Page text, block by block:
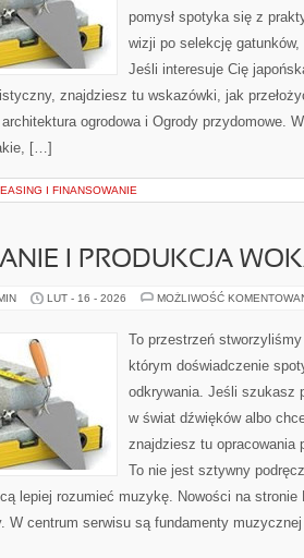
pomysł spotyka się z
wizji po selekcję
Jeśli interesuje Cię
znajdziesz tu wskazówki, jak
architektura ogrodowa i Ogrody przydomowe.
[…]
I FINANSOWANIE
I PRODUKCJA
LUT - 16 - 2026 MOŻLIWOŚĆ
To przestrzeń
którym doświadczenie
odkrywania. Jeśli szukasz
w świat dźwięków albo
znajdziesz tu opracowania
To nie jest sztywny
lepiej rozumieć muzykę. Nowości na stronie
W centrum serwisu są fundamenty